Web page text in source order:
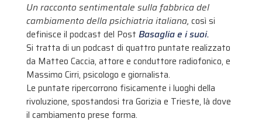
Un racconto sentimentale sulla fabbrica del
cambiamento della psichiatria italiana, così si
definisce il podcast del Post Basaglia e i suoi.
Si tratta di un podcast di quattro puntate realizzato
da Matteo Caccia, attore e conduttore radiofonico, e
Massimo Cirri, psicologo e giornalista.
Le puntate ripercorrono fisicamente i luoghi della
rivoluzione, spostandosi tra Gorizia e Trieste, là dove
il cambiamento prese forma.